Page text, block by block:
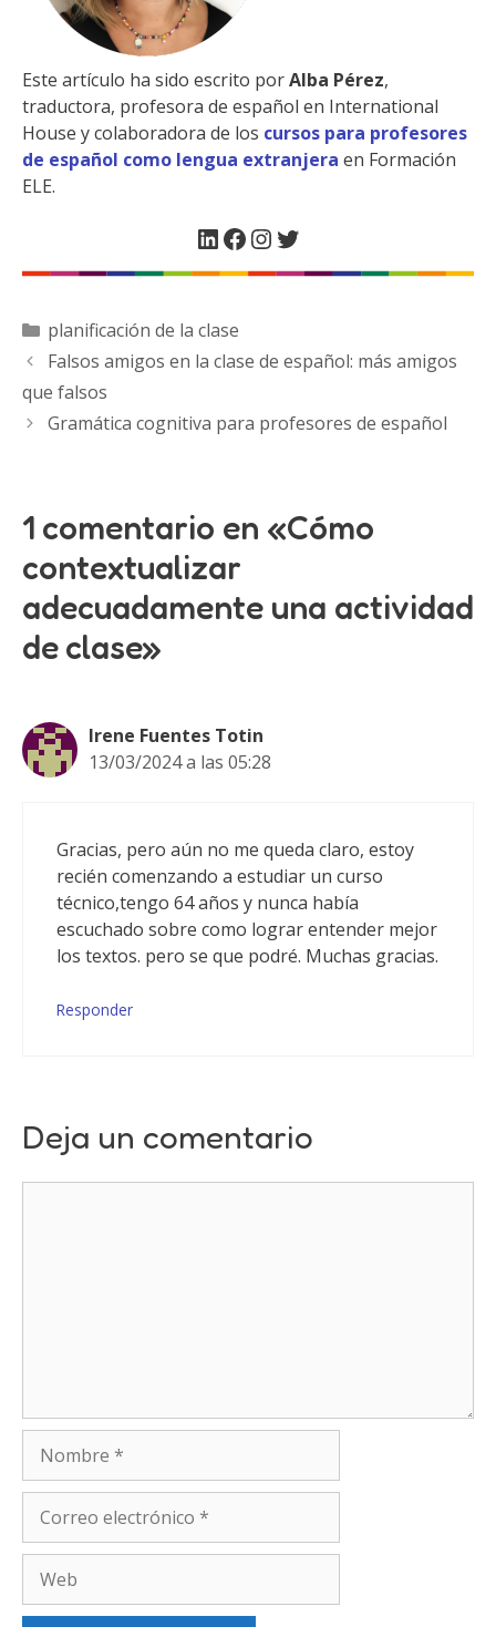
Este artículo ha sido escrito porAlba Pérez,
traductora, profesora de español en International
House y colaboradora de los cursos para profesores
de español como lengua extranjera en Formación
ELE.
LinkedIn Facebook InstagramTwitter
Categorías
planificación de la clase
Falsos amigos en la clase de español: más amigos
que falsos
Gramática cognitiva para profesores de español
1 comentario en «Cómo
contextualizar
adecuadamente una actividad
de clase»
Irene Fuentes Totin
13/03/2024 a las 05:28
Gracias, pero aún no me queda claro, estoy
recién comenzando a estudiar un curso
técnico,tengo 64 años y nunca había
escuchado sobre como lograr entender mejor
los textos. pero se que podré. Muchas gracias.
Responder
Deja un comentario
electrónico